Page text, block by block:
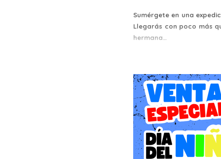
Sumérgete en una
Llegarás con poco más
hermana…
Alterra se marchó
investigación en la
elementos y bases de
recursos limitados,
Descubre biomas
Nada bajo el arco